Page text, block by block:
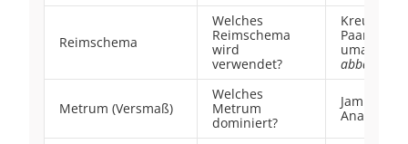
Reimschema
Welches
Reimschema
wird
verwendet?
Kreuzreim
Paarreim
abba
Metrum (Versmaß)
Welches
Metrum
dominiert?
Jambus,
Anapäst,